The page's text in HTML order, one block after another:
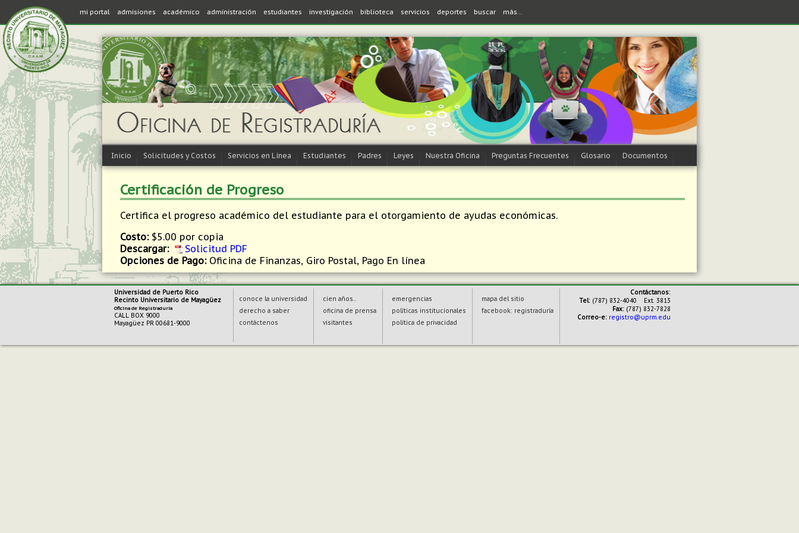
mi portal admisiones académico administración estudiantes investigación biblioteca servicios deportes buscar más...
Inicio Solicitudes y Costos Servicios en Línea Estudiantes Padres Leyes Nuestra Oficina Preguntas Frecuentes Glosario Documentos
Certificación de Progreso
Certifica el progreso académico del estudiante para el otorgamiento de ayudas económicas.
Costo:$5.00 por copia
Descargar:
Solicitud PDF
Opciones de Pago:Oficina de Finanzas, Giro Postal, Pago En línea
Universidad de Puerto Rico
Recinto Universitario de Mayagüez
Oficina de Registraduría
CALL BOX 9000
Mayagüez PR 00681-9000
conoce la universidad
derecho a saber
contáctenos
cien años...
oficina de prensa
visitantes
emergencias
políticas institucionales
política de privacidad
mapa del sitio
facebook: registraduría
Contáctanos:
Tel: (787) 832-4040 Ext. 3813
Fax: (787) 832-7828
Correo-e: registro@uprm.edu